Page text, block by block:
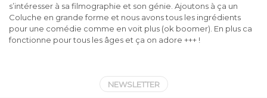
s’intéresser à sa filmographie et son génie. Ajoutons à ça un
Coluche en grande forme et nous avons tous les ingrédients
pour une comédie comme en voit plus (ok boomer). En plus ca
fonctionne pour tous les âges et ça on adore +++ !
NEWSLETTER